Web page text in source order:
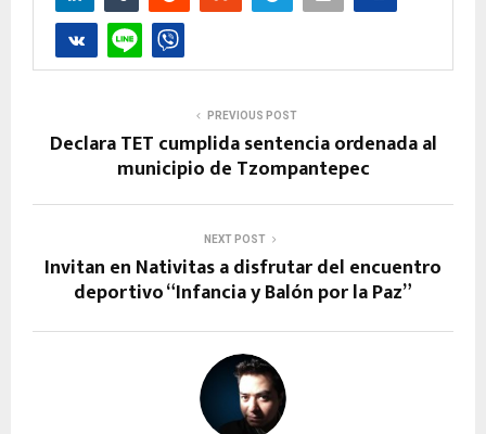
PREVIOUS POST
Declara TET cumplida sentencia ordenada al
municipio de Tzompantepec
NEXT POST
Invitan en Nativitas a disfrutar del encuentro
deportivo “Infancia y Balón por la Paz”